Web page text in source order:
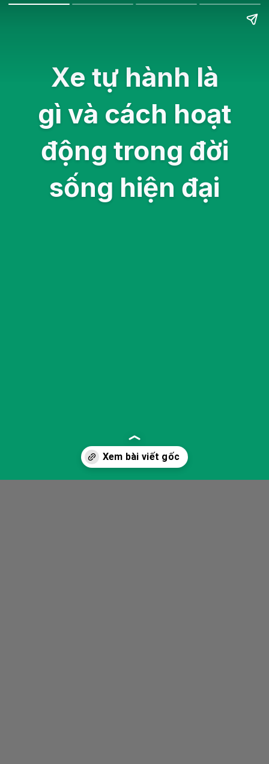
Xe tự hành là
gì và cách hoạt
động trong đời
sống hiện đại